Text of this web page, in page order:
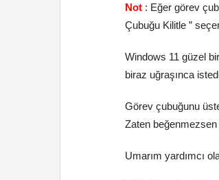
Not : Eğer görev
Çubuğu Kilitle ”
Windows 11 güzel
biraz uğraşınca
Görev çubuğunu
Zaten beğenmezsen
Umarım yardımcı